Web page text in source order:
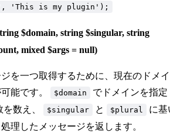
'This is my plugin');
$domain, string $singular, string
mixed $args = null)
を一つ取得するために、現在のドメ
能です。
$domain
でドメインを指定
を数え、 $singular と $plural
に基
理したメッセージを返します。